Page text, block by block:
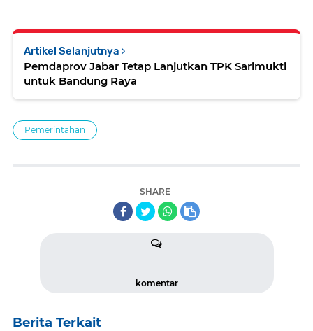
Artikel Selanjutnya
Pemdaprov Jabar Tetap Lanjutkan TPK Sarimukti
untuk Bandung Raya
Pemerintahan
SHARE
komentar
Berita Terkait